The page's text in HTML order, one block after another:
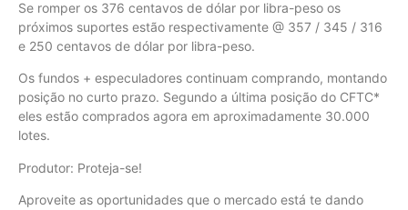
Se romper os 376 centavos de dólar por libra-peso os
próximos suportes estão respectivamente @ 357 / 345 / 316
e 250 centavos de dólar por libra-peso.
Os fundos + especuladores continuam comprando, montando
posição no curto prazo. Segundo a última posição do CFTC*
eles estão comprados agora em aproximadamente 30.000
lotes.
Produtor: Proteja-se!
Aproveite as oportunidades que o mercado está te dando